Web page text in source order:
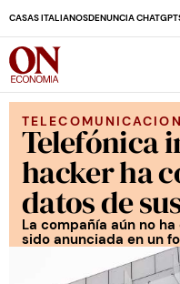
CASAS ITALIANOSDENUNCIA CHATGPT
Telefónica
hacker ha
datos de
La compañía aún no
sido anunciada en un